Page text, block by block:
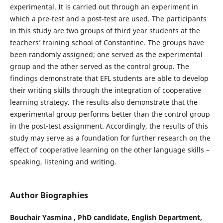
experimental. It is carried out through an experiment in
which a pre-test and a post-test are used. The participants
in this study are two groups of third year students at the
teachers’ training school of Constantine. The groups have
been randomly assigned; one served as the experimental
group and the other served as the control group. The
findings demonstrate that EFL students are able to develop
their writing skills through the integration of cooperative
learning strategy. The results also demonstrate that the
experimental group performs better than the control group
in the post-test assignment. Accordingly, the results of this
study may serve as a foundation for further research on the
effect of cooperative learning on the other language skills –
speaking, listening and writing.
Author Biographies
Bouchair Yasmina , PhD candidate, English Department,